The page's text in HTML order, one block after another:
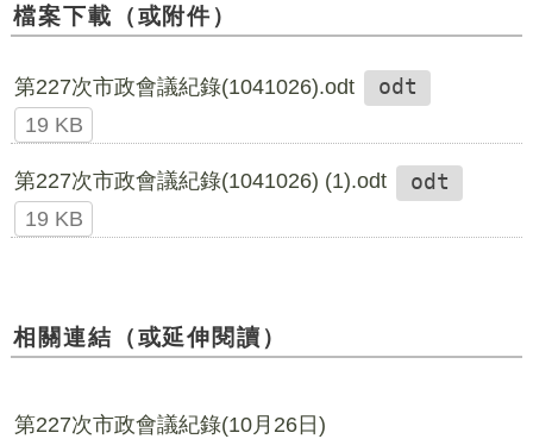
檔案下載（或附件）
第227次市政會議紀錄(1041026).odt
odt
19 KB
第227次市政會議紀錄(1041026) (1).odt
odt
19 KB
相關連結（或延伸閱讀）
第227次市政會議紀錄(10月26日)